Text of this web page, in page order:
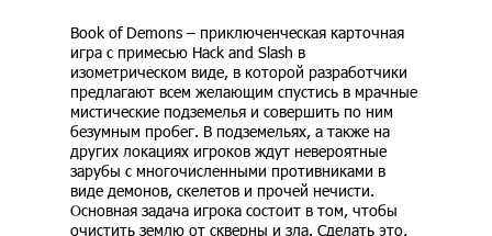
Book of Demons – приключенческая карточная
игра с примесью Hack and Slash в
изометрическом виде, в которой разработчики
предлагают всем желающим спустись в мрачные
мистические подземелья и совершить по ним
безумным пробег. В подземельях, а также на
других локациях игроков ждут невероятные
зарубы с многочисленными противниками в
виде демонов, скелетов и прочей нечисти.
Основная задача игрока состоит в том, чтобы
очистить землю от скверны и зла. Сделать это,